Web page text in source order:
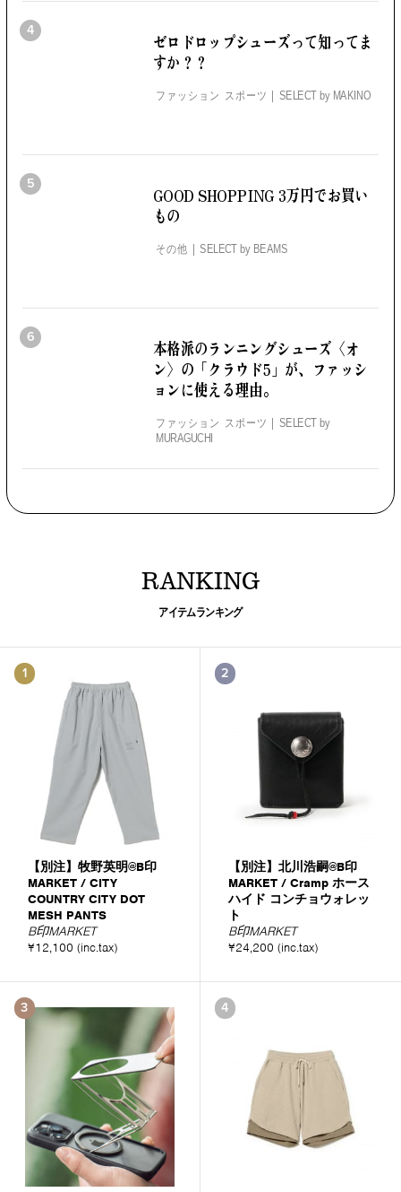
4
ゼロドロップシューズって知ってま
すか？？
ファッション スポーツ SELECT by MAKINO
5
GOOD SHOPPING 3万円でお買い
もの
その他 SELECT by BEAMS
6 本格派のランニングシューズ 〈オ
ン〉の「クラウド5」が、 ファッシ
ョンに使える理由。
ファッション スポーツ
SELECT by
MURAGUCHI
RANKING
アイテムランキング
1
【別注】牧野英明@B印
MARKET / CITY
COUNTRY CITY DOT
MESH PANTS
B印MARKET
¥12,100 (inc.tax)
2
【別注】北川浩嗣@B印
MARKET / Cramp ホース
ハイド コンチョウォレッ
ト
B印MARKET
¥24,200 (inc.tax)
3 4